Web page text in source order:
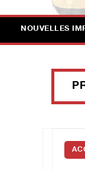
NOUVELLES
Palestiniens